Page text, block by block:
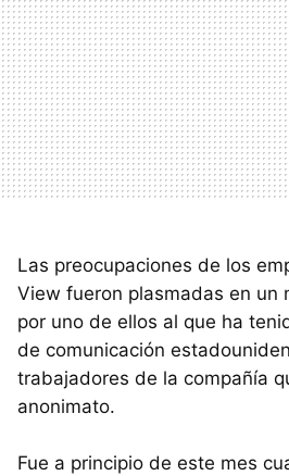
Las preocupaciones de los
View fueron plasmadas en un
por uno de ellos al que ha
de comunicación
trabajadores de la compañía
anonimato.
Fue a principio de este mes